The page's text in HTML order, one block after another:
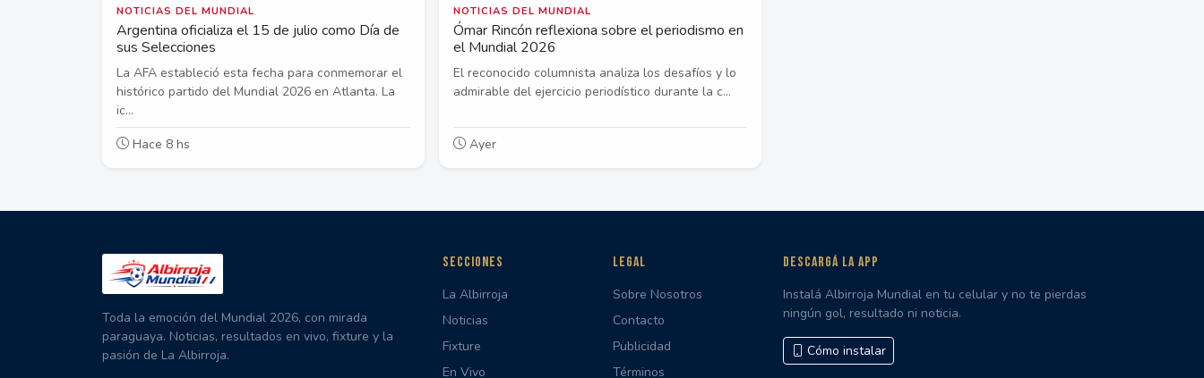
NOTICIAS DEL MUNDIAL
Argentina oficializa el 15 de julio como Día de
sus Selecciones
La AFA estableció esta fecha para conmemorar el
histórico partido del Mundial 2026 en Atlanta. La
ic...
Hace 8 hs
NOTICIAS DEL MUNDIAL
Ómar Rincón reflexiona sobre el periodismo en
el Mundial 2026
El reconocido columnista analiza los desafíos y lo
admirable del ejercicio periodístico durante la c...
Ayer
Toda la emoción del Mundial 2026, con mirada
paraguaya. Noticias, resultados en vivo, fixture y la
pasión de La Albirroja.
SECCIONES
La Albirroja
Noticias
Fixture
En Vivo
LEGAL
Sobre Nosotros
Contacto
Publicidad
Términos
DESCARGÁ LA APP
Instalá Albirroja Mundial en tu celular y no te pierdas
ningún gol, resultado ni noticia.
Cómo instalar